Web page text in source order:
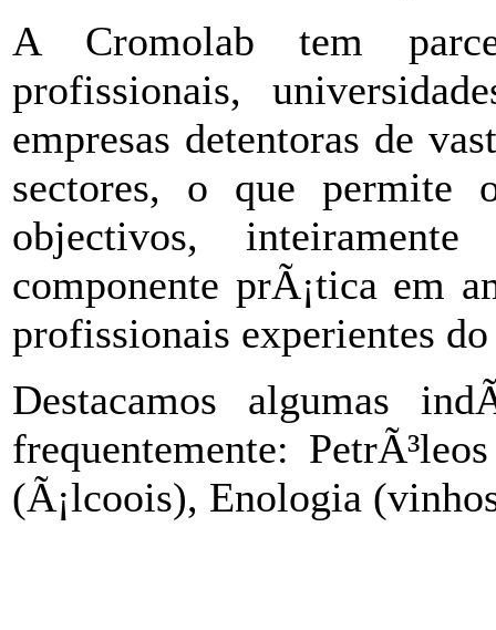
A Cromolab tem
profissionais,
empresas detentoras de
sectores, o que permite
objectivos,
componente prÃ¡tica em
profissionais experientes
Destacamos algumas
frequentemente:
(Ã¡lcoois), Enologia